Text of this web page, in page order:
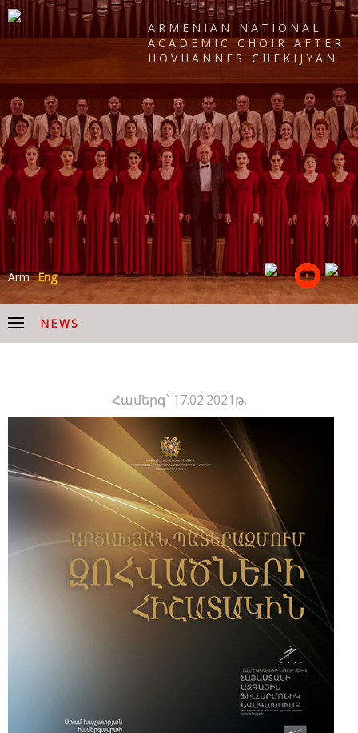
ARMENIAN NATIONAL
ACADEMIC CHOIR AFTER
HOVHANNES CHEKIJYAN
Arm Eng
NEWS
Համերգ՝ 17.02.2021թ.